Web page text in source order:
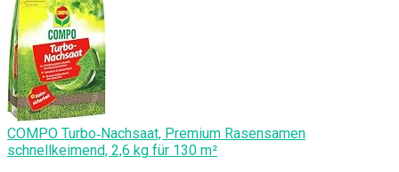
COMPO Turbo‑Nachsaat, Premium Rasensamen
schnellkeimend, 2,6 kg für 130 m²